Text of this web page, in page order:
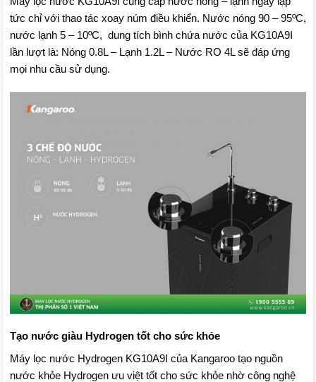
tức chỉ với thao tác xoay núm điều khiển. Nước nóng 90 – 95ºC,
nước lạnh 5 – 10ºC, dung tích bình chứa nước của KG10A9I
lần lượt là: Nóng 0.8L – Lạnh 1.2L – Nước RO 4L sẽ đáp ứng
mọi nhu cầu sử dụng.
Tạo nước giàu Hydrogen tốt cho sức khỏe
Máy lọc nước Hydrogen KG10A9I của Kangaroo tạo nguồn
nước khỏe Hydrogen ưu việt tốt cho sức khỏe nhờ công nghệ